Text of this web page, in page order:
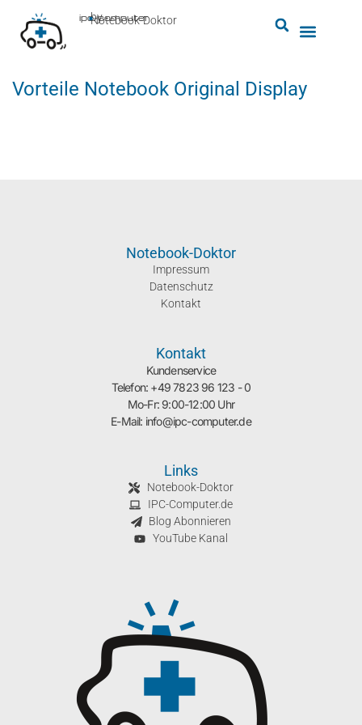
Notebook-Doktor
by
■
ipc-computer
Vorteile Notebook Original Display
Notebook-Doktor
Impressum
Datenschutz
Kontakt
Kontakt
Kundenservice
Telefon: +49 7823 96 123 - 0
Mo-Fr: 9:00-12:00 Uhr
E-Mail: info@ipc-computer.de
Links
Notebook-Doktor
IPC-Computer.de
Blog Abonnieren
YouTube Kanal